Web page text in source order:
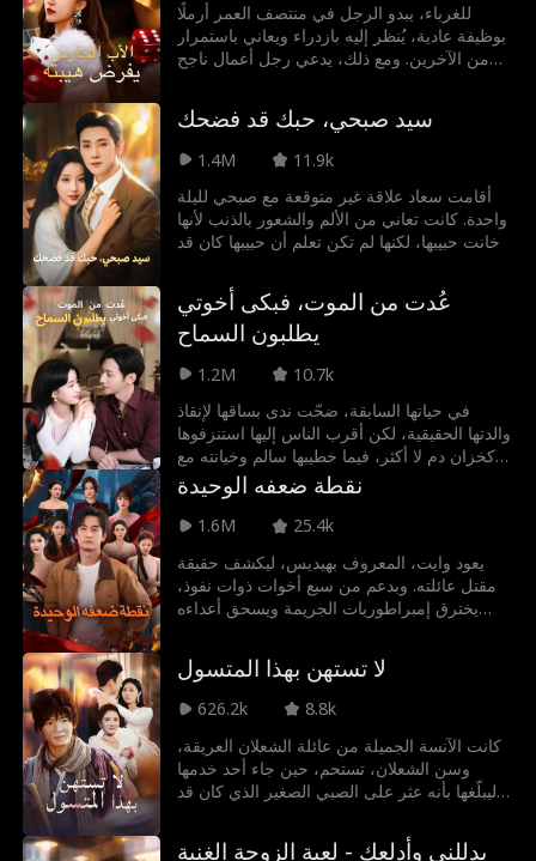
للغرباء، يبدو الرجل في منتصف العمر أرملًا
بوظيفة عادية، يُنظر إليه بازدراء ويعاني باستمرار
من الآخرين. ومع ذلك، يدعي رجل أعمال ناجح
نفسه، يؤدي لقاء عفوي مع مديرة تنفيذية جميلة
إلى سعيها الدؤوب وراءه، مما يوفر له الدعم. رغم
كل هذا، يبقى الرجل غير مبالٍ لأنه يمتلك هوية
أكثر دهشة لم يكشف عنها بعد. عندما تُجبر
المديرة التنفيذية الجميلة على الزواج العائلي،
يكشف عن هويته الحقيقية، مستخدمًا ثروته
الهائلة وعلاقاته ونفوذه لمساعدتها في إنهاء
سيد صبحي، حبك قد فضحك
1.4M
11.9k
أقامت سعاد علاقة غير متوقعة مع صبحي لليلة
واحدة. كانت تعاني من الألم والشعور بالذنب لأنها
خانت حبيبها، لكنها لم تكن تعلم أن حبيبها كان قد
الحقيقة، غضبت سعاد وقررت الزواج من صبحي،
دون أن تدري أن هويته الحقيقية كانت..
عُدت من الموت، فبكى أخوتي
يطلبون السماح
1.2M
10.7k
في حياتها السابقة، ضحّت ندى بساقها لإنقاذ
والدتها الحقيقية، لكن أقرب الناس إليها استنزفوها
كخزان دم لا أكثر، فيما خطيبها سالم وخيانته مع
شقيقتها لم يتورعا حتى عن التدنيس بجانب جثتها
وعندما عادت للحياة، قطعت كل صلة قرابة بلا
تردد! مزّقت أنياب عائلتها الطفيلية، ركلت خطيبها
وبمهارتها الفريدة في ترميم التحف القديمة،
أقدمت على زواج خاطف من عز، أغنى رجل في
شمال العاصمة، لتستمد منه السند والقوة في
تساوي عندها شيئاً، أمّا في هذه الحياة، فلن تصون
فيها إلا والدتها التي ربتها، والرجل الذي أحبته
بصدق أما بالنسبة لأعدائها؟ فلن ينالوا منها سوى
نقطة ضعفه الوحيدة
1.6M
25.4k
يعود وايت، المعروف بهيديس، ليكشف حقيقة
مقتل عائلته. وبدعم من سبع أخوات ذوات نفوذ،
يخترق إمبراطوريات الجريمة ويسحق أعداءه
يقترب من حقيقة ماضيه والمواجهة الحاسمة التي
تنتظره.
لا تستهن بهذا المتسول
626.2k
8.8k
كانت الآنسة الجميلة من عائلة الشعلان العريقة،
وسن الشعلان، تستحم، حين جاء أحد خدمها
ليبلّغها بأنه عثر على الصبي الصغير الذي كان قد
تردّد، سارعت وسن الشعلان إلى الذهاب إليه.
يدللني وأدلعك - لعبة الزوجة الغنية